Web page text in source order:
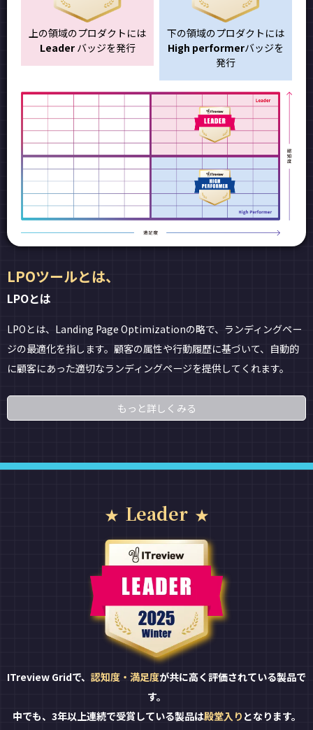
上の領域のプロダクトには
Leaderバッジを発行
下の領域のプロダクトには
High performerバッジを
発行
LPOツールとは、
LPOとは
LPOとは、Landing Page Optimizationの略で、ランディングペー
ジの最適化を指します。顧客の属性や行動履歴に基づいて、自動的
に顧客にあった適切なランディングページを提供してくれます。
もっと詳しくみる
Leader
ITreview Gridで、 認知度・満足度が共に高く評価されている製品で
す。
中でも、3年以上連続で受賞している製品は殿堂入り となります。